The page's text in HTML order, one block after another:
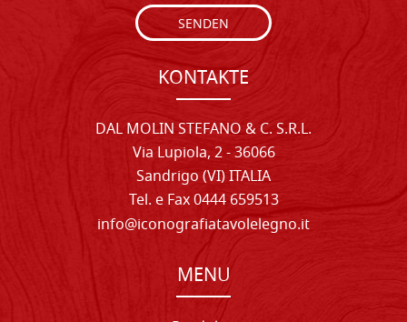
SENDEN
KONTAKTE
DAL MOLIN STEFANO & C. S.R.L.
Via Lupiola, 2 - 36066
Sandrigo (VI) ITALIA
Tel. e Fax 0444 659513
info@iconografiatavolelegno.it
MENU